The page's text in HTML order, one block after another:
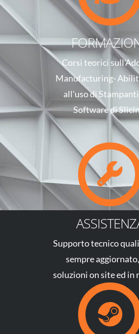
Corsi teorici
Manufacturing-
all'uso di
Software di
Supporto tecnico
sempre
soluzioni on site ed in